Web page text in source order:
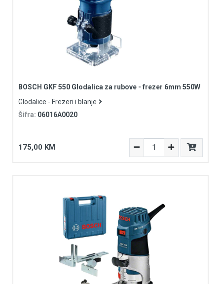
BOSCH GKF 550 Glodalica za rubove - frezer 6mm 550W
Glodalice - Frezeri i blanje
Šifra: 06016A0020
175,00 KM